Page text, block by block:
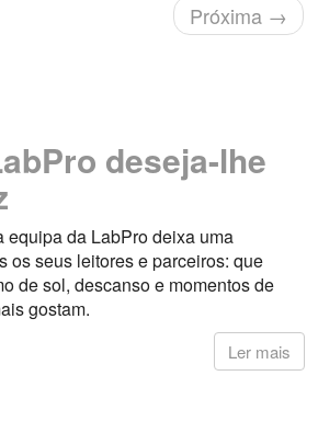
Próxima →
deseja-lhe
equipa da LabPro deixa uma
os seus leitores e parceiros: que
de sol, descanso e momentos de
gostam.
Ler mais